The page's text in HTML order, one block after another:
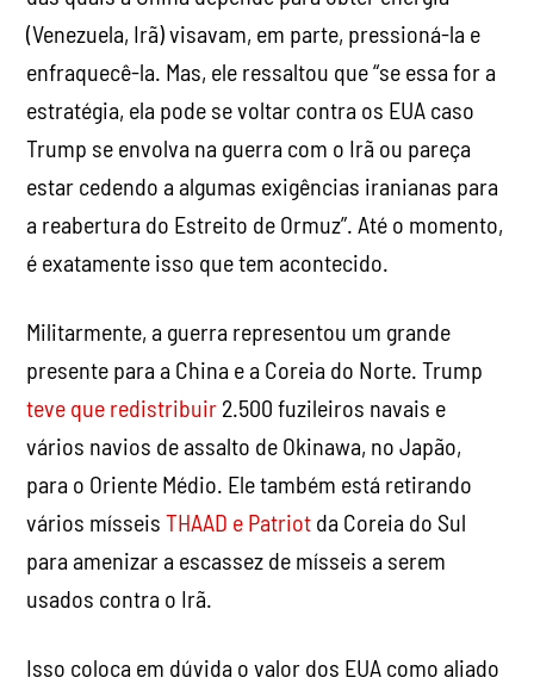
(Venezuela, Irã) visavam, em parte, pressioná-la e
enfraquecê-la. Mas, ele ressaltou que “se essa for a
estratégia, ela pode se voltar contra os EUA caso
Trump se envolva na guerra com o Irã ou pareça
estar cedendo a algumas exigências iranianas para
a reabertura do Estreito de Ormuz”. Até o momento,
é exatamente isso que tem acontecido.
Militarmente, a guerra representou um grande
presente para a China e a Coreia do Norte. Trump
teve que redistribuir 2.500 fuzileiros navais e
vários navios de assalto de Okinawa, no Japão,
para o Oriente Médio. Ele também está retirando
vários mísseisTHAAD e Patriot da Coreia do Sul
para amenizar a escassez de mísseis a serem
usados contra o Irã.
Isso coloca em dúvida o valor dos EUA como aliado